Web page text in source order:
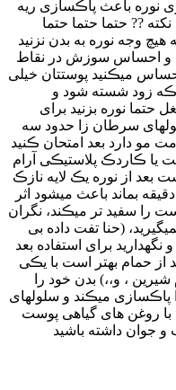
نوره باعث پاڪسازی ریه
?? حتما حتما حتما
هیچ وجه نوره به بدن نزنید
و احساس سوزش در نقاط
میڪنید پوستتان خیلی
زود شسته شود و
نوره بزنید برای
سرطان زا حدود سه
مو دارد بعد امتحان ڪنید
یا ڪاردڪ پلاستیڪی آرام
بعد از نوره یڪ لایه نازڪ
بماند باعث میشود اثر
را سفید تر میڪند، نگران
(حنا تفت داده بی
نگهدارید برای استفاده بعد
از حمام بهتر است با یڪی
، و،،) بدن خود را
میڪند و سلولهای
با روغن های گیاهی پوست
و جوان داشته باشید